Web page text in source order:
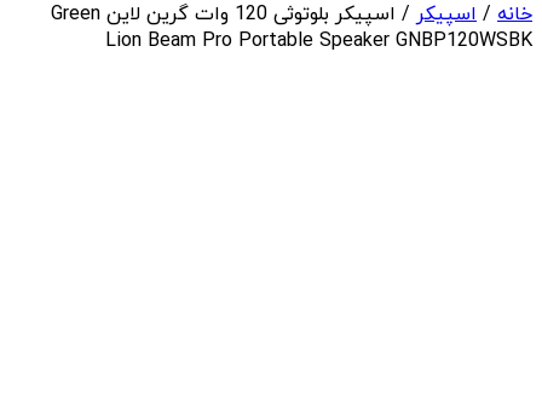
خانه / اسپیکر
/ اسپیکر بلوتوثی 120 وات گرین لاین Green
Lion Beam Pro Portable Speaker GNBP120WSBK